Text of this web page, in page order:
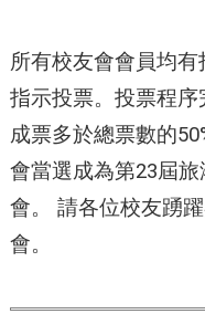
所有校友會會員均
指示投票。投票程
成票多於總票數的
會當選成為第23屆
會。 請各位校友踴
會。